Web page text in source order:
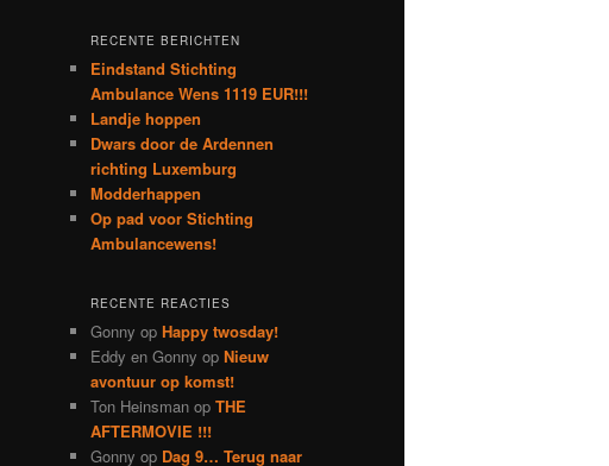
RECENTE BERICHTEN
Eindstand Stichting
Ambulance Wens 1119 EUR!!!
Landje hoppen
Dwars door de Ardennen
richting Luxemburg
Modderhappen
Op pad voor Stichting
Ambulancewens!
RECENTE REACTIES
Gonny op Happy twosday!
Eddy en Gonny op Nieuw
avontuur op komst!
Ton Heinsman op THE
AFTERMOVIE !!!
Gonny op Dag 9… Terug naar